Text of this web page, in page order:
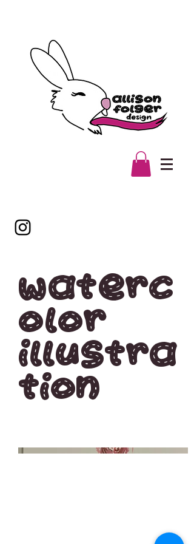
Waterc
olor
Illustra
tion